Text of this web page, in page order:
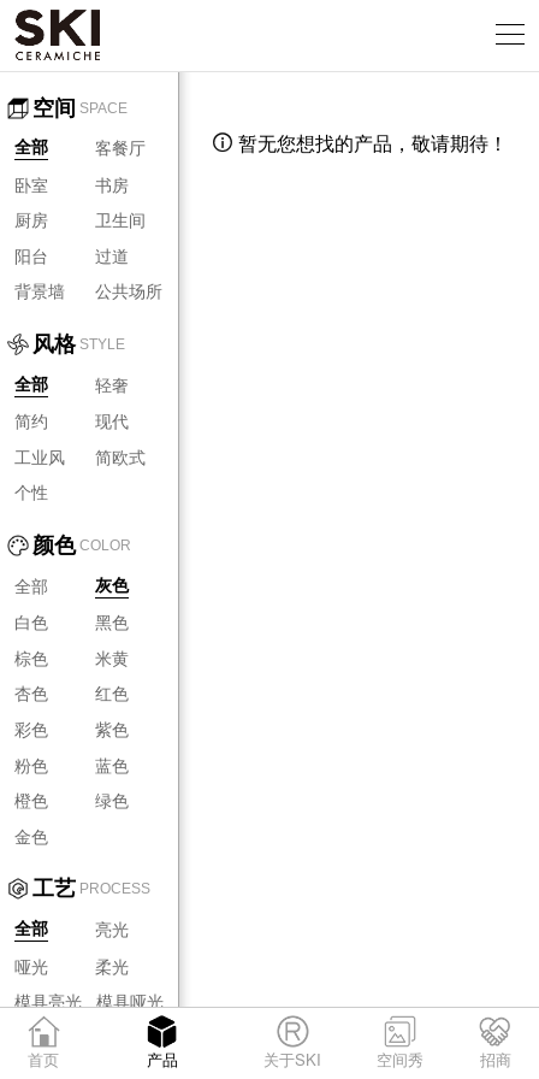
空间 SPACE
全部
客餐厅
卧室
书房
厨房
卫生间
阳台
过道
背景墙
公共场所
风格 STYLE
全部
轻奢
简约
现代
工业风
简欧式
个性
颜色 COLOR
全部 灰色
白色
黑色
棕色
米黄
杏色
红色
彩色
紫色
粉色
蓝色
橙色
绿色
金色
工艺 PROCESS
全部
亮光
哑光
柔光
模具亮光 模具哑光
模具柔光
 暂无您想找的产品，敬请期待！
首页 产品 关于SKI 空间秀 招商